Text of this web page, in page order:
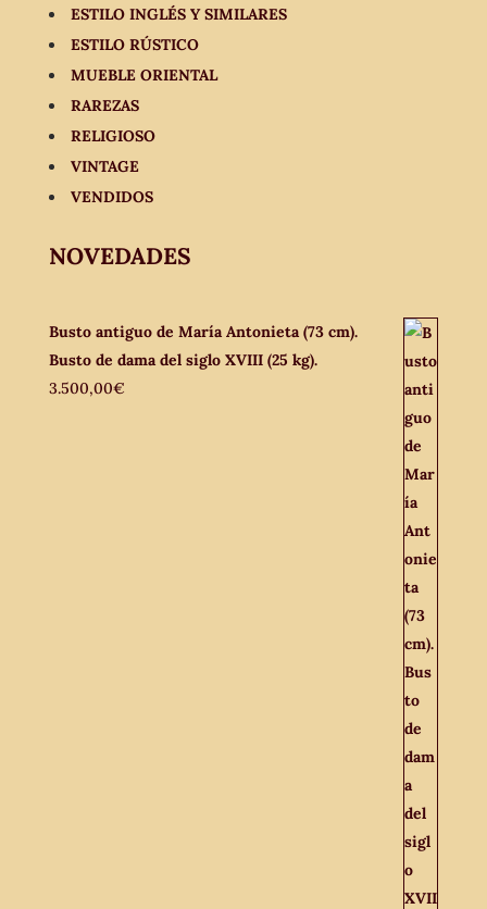
ESTILO INGLÉS Y SIMILARES
ESTILO RÚSTICO
MUEBLE ORIENTAL
RAREZAS
RELIGIOSO
VINTAGE
VENDIDOS
NOVEDADES
Busto antiguo de María Antonieta (73 cm).
Busto de dama del siglo XVIII (25 kg).
3.500,00€